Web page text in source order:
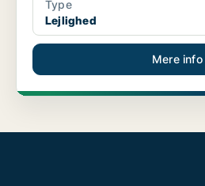
Type
Lejlighed
Mere info